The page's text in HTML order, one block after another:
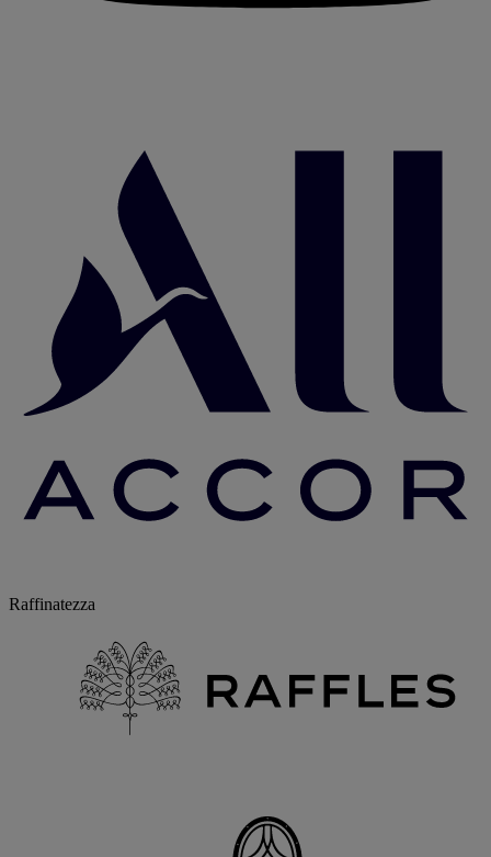
Raffinatezza